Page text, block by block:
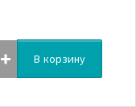
В корзину